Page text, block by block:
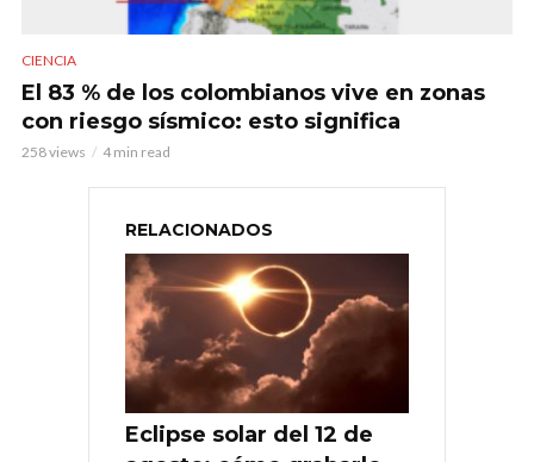
CIENCIA
El 83 % de los colombianos vive en zonas
con riesgo sísmico: esto significa
258 views 4 min read
RELACIONADOS
Eclipse solar del 12 de